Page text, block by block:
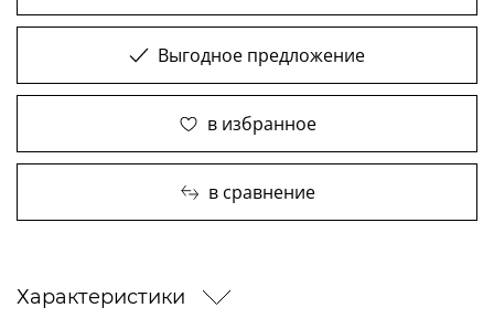
Выгодное предложение
в избранное
в сравнение
Характеристики